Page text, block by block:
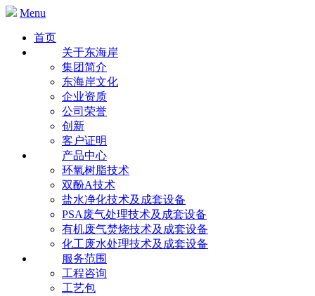
Menu
首页
关于东海岸
集团简介
东海岸文化
企业资质
公司荣誉
创新
客户证明
产品中心
环氧树脂技术
双酚A技术
盐水净化技术及成套设备
PSA废气处理技术及成套设备
有机废气焚烧技术及成套设备
化工废水处理技术及成套设备
服务范围
工程咨询
工艺包